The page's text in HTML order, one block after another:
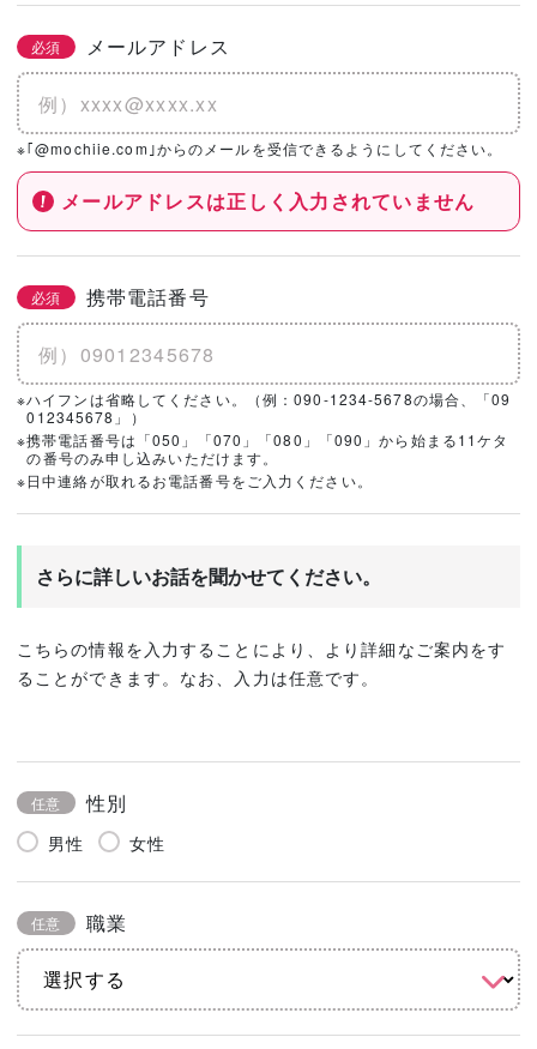
必須 メールアドレス
※｢@mochiie.com｣からのメールを受信できるようにしてください。
メールアドレスは正しく入力されていません
必須 携帯電話番号
※ハイフンは省略してください。（例：090-1234-5678の場合、「09
012345678」）
※携帯電話番号は「050」「070」「080」「090」から始まる11ケタ
の番号のみ申し込みいただけます。
※日中連絡が取れるお電話番号をご入力ください。
さらに詳しいお話を聞かせてください。
こちらの情報を入力することにより、より詳細なご案内をす
ることができます。なお、入力は任意です。
任意 性別
男性 女性
任意 職業